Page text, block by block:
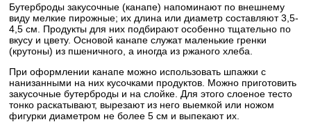
Бутерброды закусочные (канапе) напоминают по внешнему
виду мелкие пирожные; их длина или диаметр составляют 3,5-
4,5 см. Продукты для них подбирают особенно тщательно по
вкусу и цвету. Основой канапе служат маленькие гренки
(крутоны) из пшеничного, а иногда из ржаного хлеба.
При оформлении канапе можно использовать шпажки с
нанизанными на них кусочками продуктов. Можно приготовить
закусочные бутерброды и на слойке. Для этого слоеное тесто
тонко раскатывают, вырезают из него выемкой или ножом
фигурки диаметром не более 5 см и выпекают их.